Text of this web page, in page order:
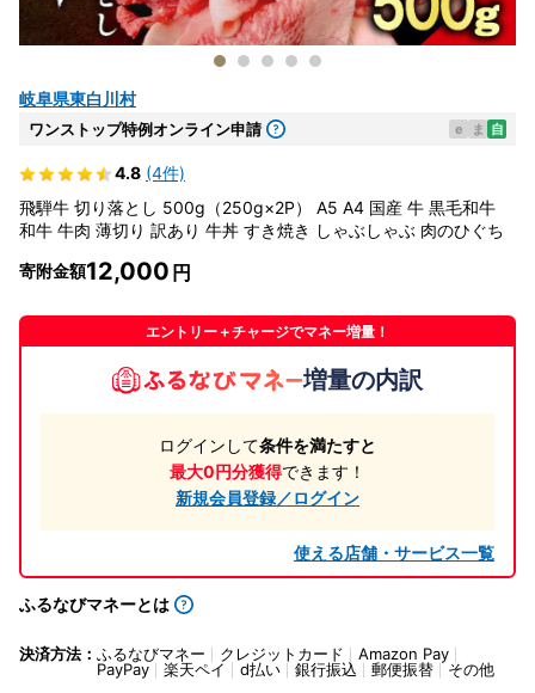
岐阜県東白川村
ワンストップ特例オンライン申請 e ま 自
4.8 (4件)
飛騨牛 切り落とし 500g（250g×2P） A5 A4 国産 牛 黒毛和牛
和牛 牛肉 薄切り 訳あり 牛丼 すき焼き しゃぶしゃぶ 肉のひぐち
寄附金額12,000
エントリー＋チャージでマネー増量！
増量の内訳
ログインして条件を満たすと
最大0円分獲得できます！
新規会員登録／ログイン
使える店舗・サービス一覧
ふるなびマネーとは
決済方法： ふるなびマネー クレジットカード
Amazon Pay
PayPay
楽天ペイ d払い 銀行振込 郵便振替 その他